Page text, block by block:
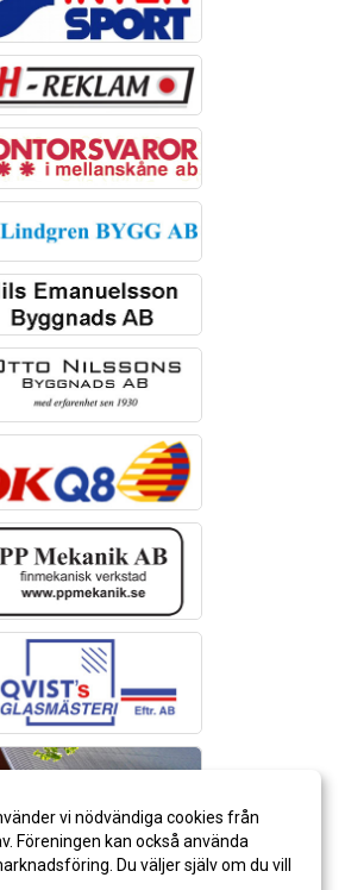
vi nödvändiga cookies från
Föreningen kan också använda
Du väljer själv om du vill